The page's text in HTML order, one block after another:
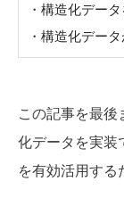
・構造化デー
・構造化デー
この記事を最後
化データを実装
を有効活用する